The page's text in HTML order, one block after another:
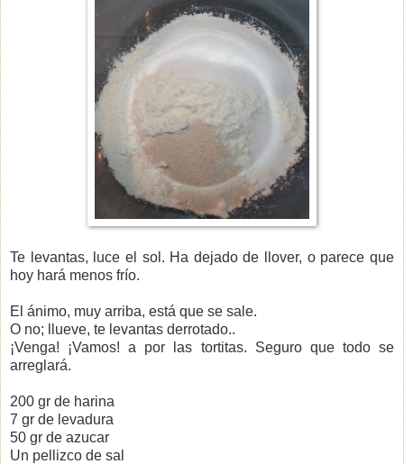
Te levantas, luce el sol. Ha dejado de llover, o parece que
hoy hará menos frío.
El ánimo, muy arriba, está que se sale.
O no; llueve, te levantas derrotado..
¡Venga! ¡Vamos! a por las tortitas. Seguro que todo se
arreglará.
200 gr de harina
7 gr de levadura
50 gr de azucar
Un pellizco de sal